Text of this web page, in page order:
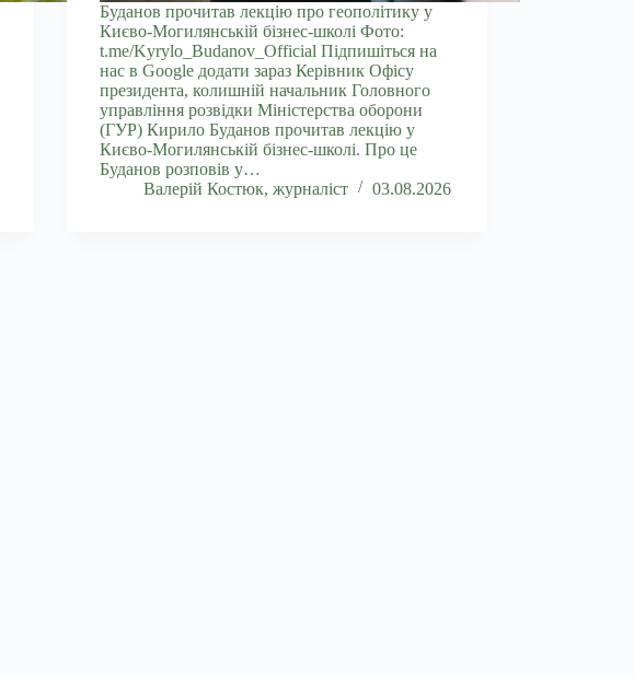
Буданов прочитав лекцію про геополітику у
Києво-Могилянській бізнес-школі Фото:
t.me/Kyrylo_Budanov_Official Підпишіться на
нас в Google додати зараз Керівник Офісу
президента, колишній начальник Головного
управління розвідки Міністерства оборони
(ГУР) Кирило Буданов прочитав лекцію у
Києво-Могилянській бізнес-школі. Про це
Буданов розповів у…
Валерій Костюк, журналіст
03.08.2026